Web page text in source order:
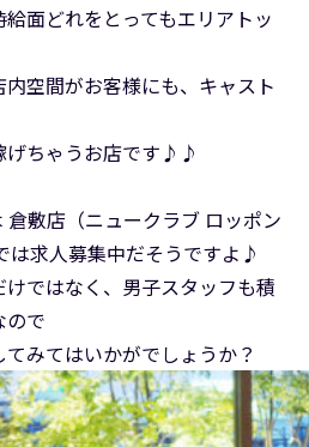
面どれをとってもエリアトッ
空間がお客様にも、キャスト
げちゃうお店です♪♪
敷店（ニュークラブ ロッポン
は求人募集中だそうですよ♪
ではなく、男子スタッフも積
ので
みてはいかがでしょうか？